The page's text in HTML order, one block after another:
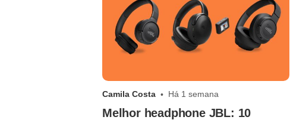
Camila Costa Há 1 semana
Melhor headphone JBL: 10